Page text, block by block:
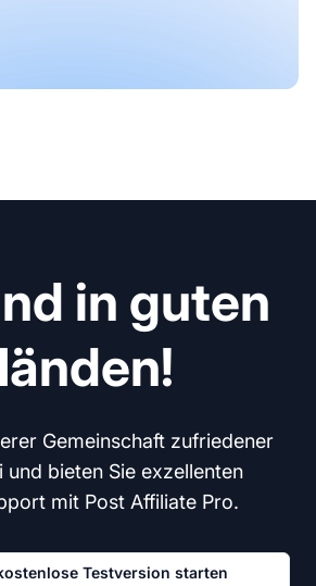
in guten
Gemeinschaft zufriedener
und bieten Sie exzellenten
mit Post Affiliate Pro.
Testversion starten